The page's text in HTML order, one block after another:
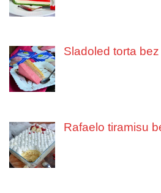
Sladoled torta
Rafaelo tiramisu